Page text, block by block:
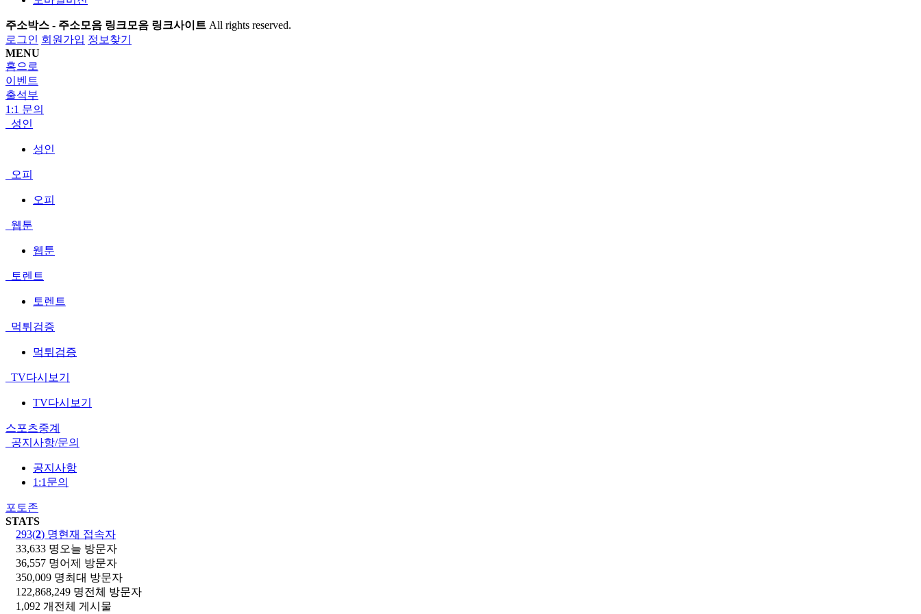
주소박스 - 주소모음 링크모음 링크사이트 All rights reserved.
로그인 회원가입 정보찾기
MENU
홈으로
이벤트
출석부
1:1 문의
성인
성인
오피
오피
웹툰
웹툰
토렌트
토렌트
먹튀검증
먹튀검증
TV다시보기
TV다시보기
스포츠중계
공지사항/문의
공지사항
1:1문의
포토존
STATS
293(2) 명현재 접속자
33,633 명 오늘 방문자
36,557 명어제 방문자
350,009 명최대 방문자
122,868,249 명전체 방문자
1,092 개 전체 게시물